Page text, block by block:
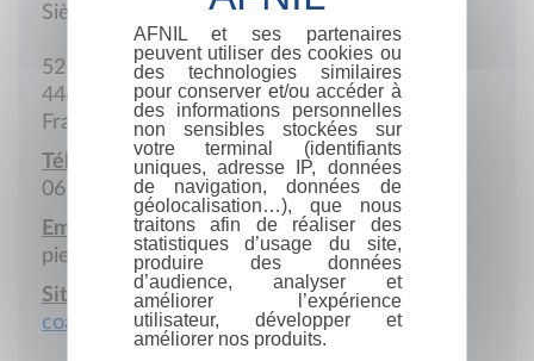
Siège social
52 Allée André Pilliaire
44600 Saint-Nazaire
France
Téléphone portable :
06 82 26 18 17
Email :
pierre.tortereau@orange.fr
Site Internet :
coachingnatation.fr
AFNIL et ses partenaires
peuvent utiliser des cookies ou
des technologies similaires
pour conserver et/ou accéder à
des informations personnelles
non sensibles stockées sur
votre terminal (identifiants
uniques, adresse IP, données
de navigation, données de
géolocalisation…), que nous
traitons afin de réaliser des
statistiques d’usage du site,
produire des données
d’audience, analyser et
améliorer l’expérience
utilisateur, développer et
améliorer nos produits.